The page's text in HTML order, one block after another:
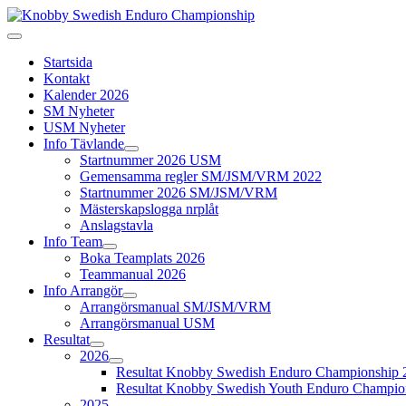
Startsida
Kontakt
Kalender 2026
SM Nyheter
USM Nyheter
Info Tävlande
Startnummer 2026 USM
Gemensamma regler SM/JSM/VRM 2022
Startnummer 2026 SM/JSM/VRM
Mästerskapslogga nrplåt
Anslagstavla
Info Team
Boka Teamplats 2026
Teammanual 2026
Info Arrangör
Arrangörsmanual SM/JSM/VRM
Arrangörsmanual USM
Resultat
2026
Resultat Knobby Swedish Enduro Championship
Resultat Knobby Swedish Youth Enduro